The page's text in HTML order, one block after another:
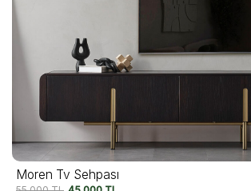
Moren Tv Sehpası